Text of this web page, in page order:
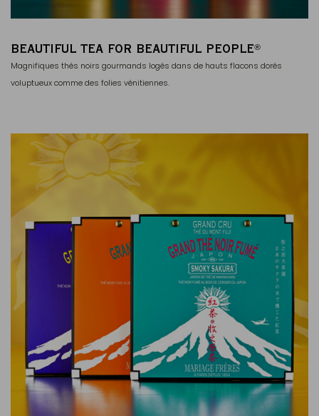
BEAUTIFUL TEA FOR BEAUTIFUL PEOPLE®
Magnifiques thés noirs gourmands logés dans de hauts flacons dorés
voluptueux comme des folies vénitiennes.